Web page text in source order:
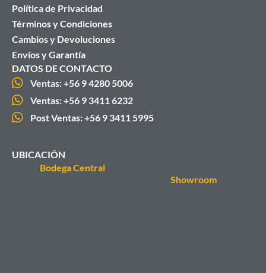
Política de Privacidad
Términos y Condiciones
Cambios y Devoluciones
Envíos y Garantía
DATOS DE CONTACTO
Ventas: +56 9 4280 5006
Ventas: +56 9 3411 6232
Post Ventas: +56 9 3411 5995
UBICACIÓN
Bodega Central
Showroom